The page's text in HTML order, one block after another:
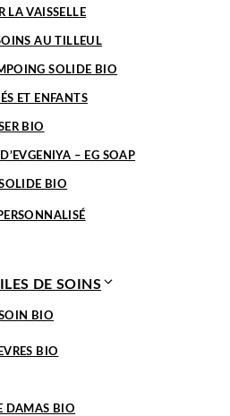
LA VAISSELLE
AU TILLEUL
SOLIDE BIO
ET ENFANTS
BIO
– EG SOAP
BIO
DE SOINS
BIO
BIO
DAMAS BIO